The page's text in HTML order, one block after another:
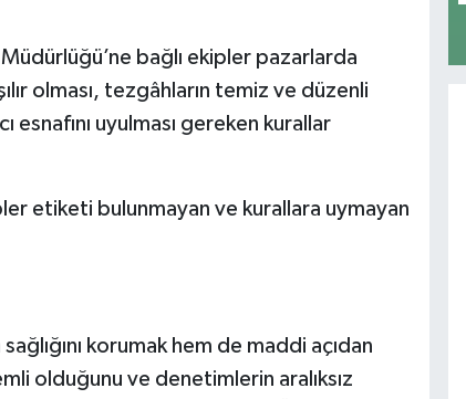
bağlı ekipler pazarlarda
olması, tezgâhların temiz ve düzenli
uyulması gereken kurallar
etiketi bulunmayan ve kurallara uymayan
korumak hem de maddi açıdan
olduğunu ve denetimlerin aralıksız